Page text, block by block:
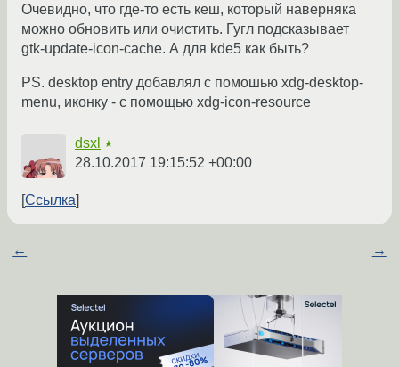
Очевидно, что где-то есть кеш, который наверняка
можно обновить или очистить. Гугл подсказывает
gtk-update-icon-cache. А для kde5 как быть?
PS. desktop entry добавлял с помошью xdg-desktop-
menu, иконку - с помощью xdg-icon-resource
dsxl ★
28.10.2017 19:15:52 +00:00
Ссылка
← →